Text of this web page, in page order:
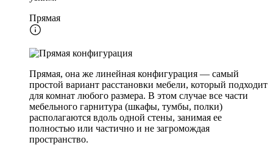
Прямая
Прямая, она же линейная конфигурация — самый
простой вариант расстановки мебели, который подходит
для комнат любого размера. В этом случае все части
мебельного гарнитура (шкафы, тумбы, полки)
располагаются вдоль одной стены, занимая ее
полностью или частично и не загромождая
пространство.